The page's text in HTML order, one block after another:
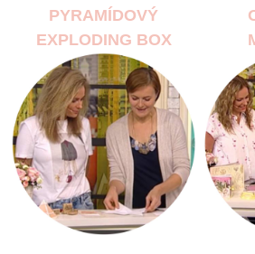
PYRAMÍDOVÝ
EXPLODING BOX